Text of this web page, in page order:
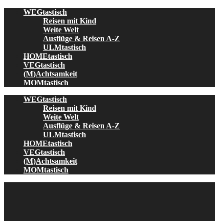
WEGtastisch
Reisen mit Kind
Weite Welt
Ausflüge & Reisen A-Z
ULMtastisch
HOMEtastisch
VEGtastisch
(M)Achtsamkeit
MOMtastisch
WEGtastisch
Reisen mit Kind
Weite Welt
Ausflüge & Reisen A-Z
ULMtastisch
HOMEtastisch
VEGtastisch
(M)Achtsamkeit
MOMtastisch